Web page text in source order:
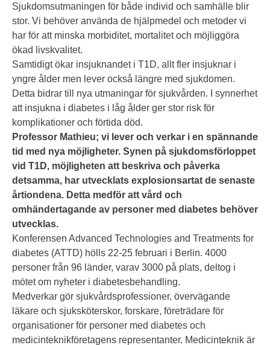
Sjukdomsutmaningen för både individ och samhälle blir
stor. Vi behöver använda de hjälpmedel och metoder vi
har för att minska morbiditet, mortalitet och möjliggöra
ökad livskvalitet.
Samtidigt ökar insjuknandet i T1D, allt fler insjuknar i
yngre ålder men lever också längre med sjukdomen.
Detta bidrar till nya utmaningar för sjukvården. I synnerhet
att insjukna i diabetes i låg ålder ger stor risk för
komplikationer och förtida död.
Professor Mathieu; vi lever och verkar i en spännande
tid med nya möjligheter. Synen på sjukdomsförloppet
vid T1D, möjligheten att beskriva och påverka
detsamma, har utvecklats explosionsartat de senaste
årtiondena. Detta medför att vård och
omhändertagande av personer med diabetes behöver
utvecklas.
Konferensen Advanced Technologies and Treatments for
diabetes (ATTD) hölls 22-25 februari i Berlin. 4000
personer från 96 länder, varav 3000 på plats, deltog i
mötet om nyheter i diabetesbehandling.
Medverkar gör sjukvårdsprofessioner, övervägande
läkare och sjuksköterskor, forskare, företrädare för
organisationer för personer med diabetes och
medicinteknikföretagens representanter. Medicinteknik är